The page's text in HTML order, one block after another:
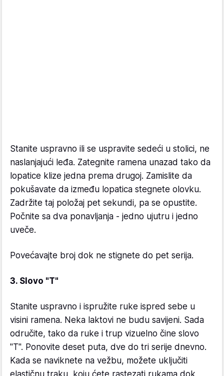
Stanite uspravno ili se uspravite sedeći u stolici, ne
naslanjajući leđa. Zategnite ramena unazad tako da
lopatice klize jedna prema drugoj. Zamislite da
pokušavate da između lopatica stegnete olovku.
Zadržite taj položaj pet sekundi, pa se opustite.
Počnite sa dva ponavljanja - jedno ujutru i jedno
uveče.
Povećavajte broj dok ne stignete do pet serija.
3. Slovo "T"
Stanite uspravno i ispružite ruke ispred sebe u
visini ramena. Neka laktovi ne budu savijeni. Sada
odručite, tako da ruke i trup vizuelno čine slovo
"T". Ponovite deset puta, dve do tri serije dnevno.
Kada se naviknete na vežbu, možete uključiti
elastičnu traku, koju ćete rastezati rukama dok